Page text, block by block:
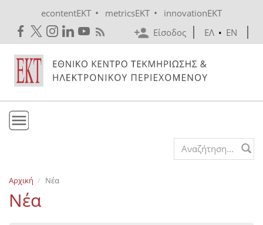
econtentEKT • metricsEKT •
innovationEKT
Είσοδος
ΕΛ • EN
Εκδόσεις
Ενημέρωση
Search form
Αρχική Νέα
Νέα